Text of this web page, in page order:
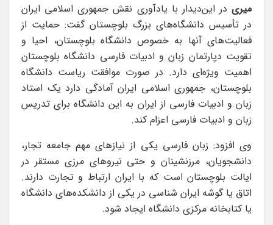
میری در این‌دیدار با یادآوری نقش جمهوری اسلامی ایران
در تأسیس دانشگاه‌های بزرگ بلوچستان گفت: حمایت از
فعالیت‌های آنها به خصوص دانشگاه بلوچستان، احیا و
تقویت دپارتمان زبان و ادبیات فارسی دانشگاه بلوچستان
اهمیت ویژه‌ای دارد. در صورت موافقت ریاست دانشگاه
بلوچستان، جمهوری اسلامی ایران آمادگی دارد یک استاد
زبان و ادبیات فارسی از ایران به این دانشگاه برای تدریس
زبان و ادبیات فارسی اعزام کند.
وی افزود: زبان فارسی یکی از نیازهای مهم جامعه تجار،
دانشجویان، مرزنشینان و حتی نیروهای مرزی مستقر در
ایالت بلوچستان است که با ایران ارتباط و تجارت دارند.
اتاق یا گوشه ایران شناسی در یکی از دانشکده‌های دانشگاه
یا کتابخانه مرکزی دانشگاه ایجاد شود.